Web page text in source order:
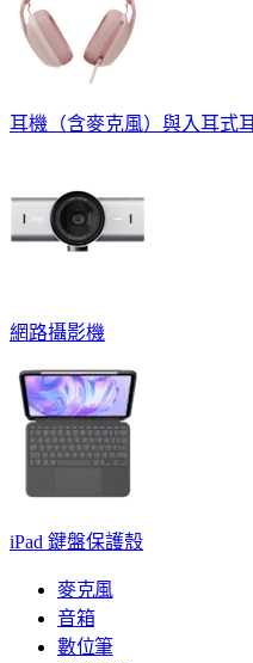
耳機（含麥克風）與入耳式
網路攝影機
iPad 鍵盤保護殼
麥克風
音箱
數位筆